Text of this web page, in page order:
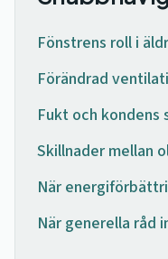
Fönstrens roll i
Förändrad
Fukt och
Skillnader mellan
När
När generella råd